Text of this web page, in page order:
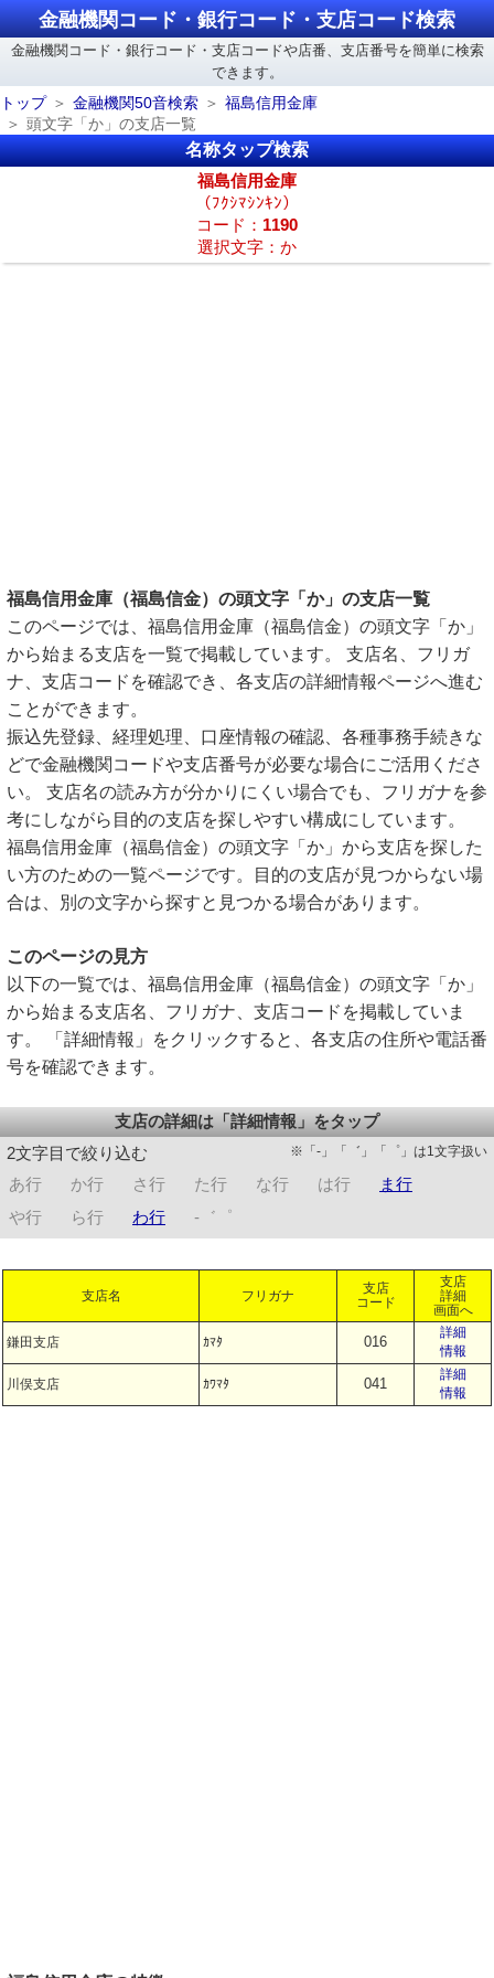
金融機関コード・銀行コード・支店コード検索
金融機関コード・銀行コード・支店コードや店番、支店番号を簡単に検索
できます。
トップ
金融機関50音検索
福島信用金庫
頭文字「か」の支店一覧
名称タップ検索
福島信用金庫
（ﾌｸｼﾏｼﾝｷﾝ）
コード： 1190
選択文字：か
福島信用金庫（福島信金）の頭文字「か」の支店一覧
このページでは、福島信用金庫（福島信金）の頭文字「か」
から始まる支店を一覧で掲載しています。 支店名、フリガ
ナ、支店コードを確認でき、各支店の詳細情報ページへ進む
ことができます。
振込先登録、経理処理、口座情報の確認、各種事務手続きな
どで金融機関コードや支店番号が必要な場合にご活用くださ
い。 支店名の読み方が分かりにくい場合でも、フリガナを参
考にしながら目的の支店を探しやすい構成にしています。
福島信用金庫（福島信金）の頭文字「か」から支店を探した
い方のための一覧ページです。目的の支店が見つからない場
合は、別の文字から探すと見つかる場合があります。
このページの見方
以下の一覧では、福島信用金庫（福島信金）の頭文字「か」
から始まる支店名、フリガナ、支店コードを掲載していま
す。 「詳細情報」をクリックすると、各支店の住所や電話番
号を確認できます。
支店の詳細は「詳細情報」をタップ
2文字目で絞り込む
※「-」「゛」「゜」は1文字扱い
あ行 か行 さ行 た行 な行 は行
ま行
や行
ら行 わ行 -゛゜
支店名 フリガナ
支店
コード
支店
詳細
画面へ
鎌田支店 ｶﾏﾀ 016
詳細
情報
川俣支店 ｶﾜﾏﾀ 041
詳細
情報